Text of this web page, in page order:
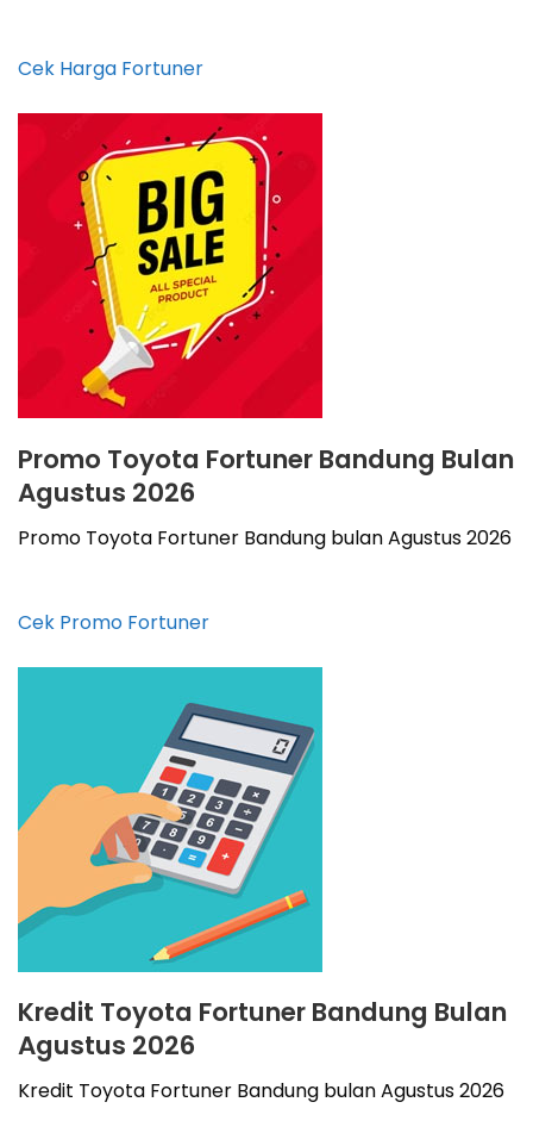
Cek Harga Fortuner
Promo Toyota Fortuner Bandung Bulan
Agustus 2026
Promo Toyota Fortuner Bandung bulan Agustus 2026
Cek Promo Fortuner
Kredit Toyota Fortuner Bandung Bulan
Agustus 2026
Kredit Toyota Fortuner Bandung bulan Agustus 2026